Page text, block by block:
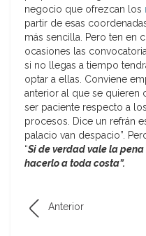
negocio que ofrezcan los
partir de esas
más sencilla. Pero ten en
ocasiones las
si no llegas a tiempo
optar a ellas. Conviene
anterior al que se quieren
ser paciente respecto a
procesos. Dice un refrán
palacio van despacio”.
“Si de verdad vale la
hacerlo a toda costa”.
Anterior